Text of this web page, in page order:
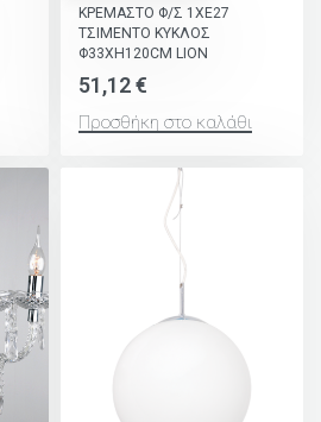
ΚΡΕΜΑΣΤΟ Φ/Σ 1ΧΕ27
ΤΣΙΜΕΝΤΟ ΚΥΚΛΟΣ
Φ33XH120CM LION
51,12€
Προσθήκη στο καλάθι